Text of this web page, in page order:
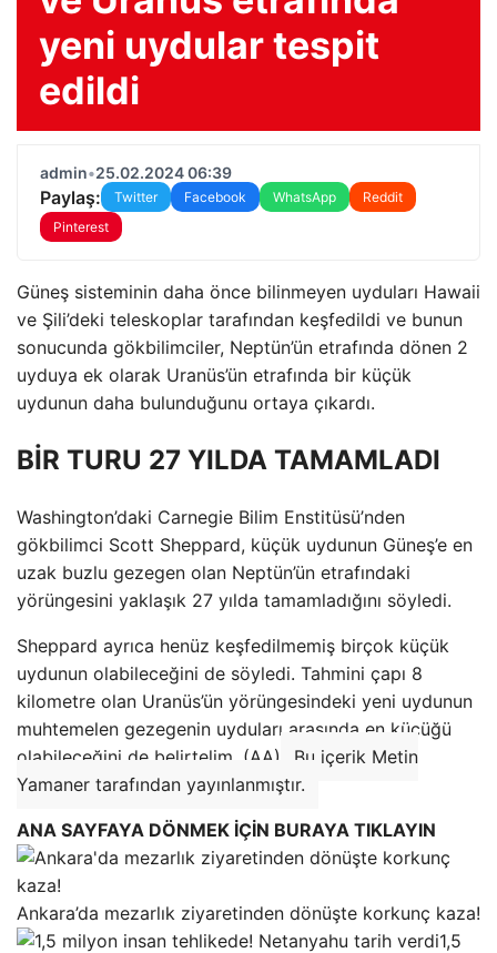
yeni uydular tespit
edildi
admin•25.02.2024 06:39
Paylaş: Twitter Facebook WhatsApp
Reddit
Pinterest
Güneş sisteminin daha önce bilinmeyen uyduları Hawaii
ve Şili’deki teleskoplar tarafından keşfedildi ve bunun
sonucunda gökbilimciler, Neptün’ün etrafında dönen 2
uyduya ek olarak Uranüs’ün etrafında bir küçük
uydunun daha bulunduğunu ortaya çıkardı.
BİR TURU 27 YILDA TAMAMLADI
Washington’daki Carnegie Bilim Enstitüsü’nden
gökbilimci Scott Sheppard, küçük uydunun Güneş’e en
uzak buzlu gezegen olan Neptün’ün etrafındaki
yörüngesini yaklaşık 27 yılda tamamladığını söyledi.
Sheppard ayrıca henüz keşfedilmemiş birçok küçük
uydunun olabileceğini de söyledi. Tahmini çapı 8
kilometre olan Uranüs’ün yörüngesindeki yeni uydunun
muhtemelen gezegenin uyduları arasında en küçüğü
olabileceğini de belirtelim. (AA)
Bu içerik Metin
Yamaner tarafından yayınlanmıştır.
ANA SAYFAYA DÖNMEK İÇİN BURAYA TIKLAYIN
Ankara’da mezarlık ziyaretinden dönüşte korkunç kaza!
1,5